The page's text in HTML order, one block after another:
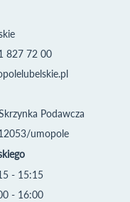
827 72 00
Podawcza
umopole
- 15:15
- 16:00